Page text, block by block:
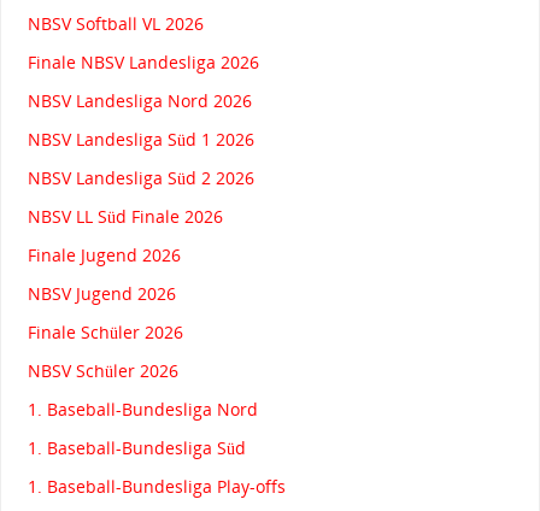
NBSV Softball VL 2026
Finale NBSV Landesliga 2026
NBSV Landesliga Nord 2026
NBSV Landesliga Süd 1 2026
NBSV Landesliga Süd 2 2026
NBSV LL Süd Finale 2026
Finale Jugend 2026
NBSV Jugend 2026
Finale Schüler 2026
NBSV Schüler 2026
1. Baseball-Bundesliga Nord
1. Baseball-Bundesliga Süd
1. Baseball-Bundesliga Play-offs